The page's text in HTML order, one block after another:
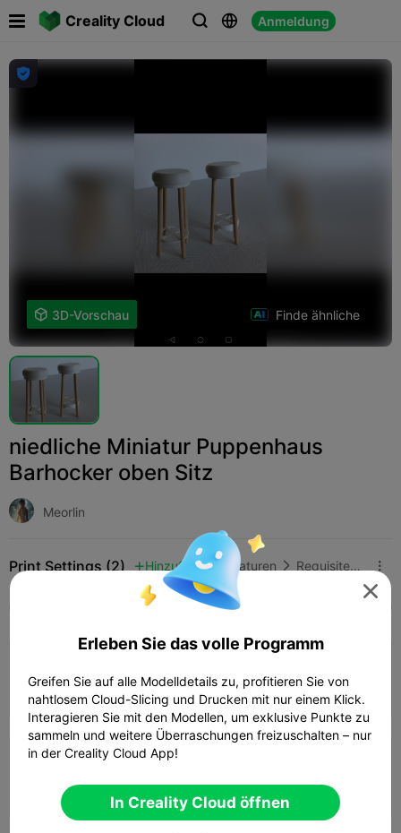
Creality Cloud   Anmeldung
 

 3D-Vorschau Finde ähnliche
niedliche Miniatur Puppenhaus
Barhocker oben Sitz
Meorlin
Print Settings (2)  Hinzufügen Miniaturen  Requisiten & Gelände 
K2 Pro
 01h 19m 1 plates  62.26g
0.2mm layer, 2 walls, 15% infill
55.83g

Erleben Sie das volle Programm
Greifen Sie auf alle Modelldetails zu, profitieren Sie von
nahtlosem Cloud-Slicing und Drucken mit nur einem Klick.
Interagieren Sie mit den Modellen, um exklusive Punkte zu
sammeln und weitere Überraschungen freizuschalten – nur
in der Creality Cloud App!
In Creality Cloud öffnen